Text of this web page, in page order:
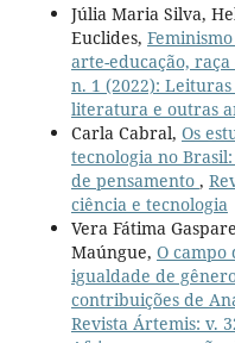
Júlia Maria Silva,
Euclides,
arte-educação,
n. 1 (2022):
literatura e outras
Carla Cabral, Os
tecnologia no
de pensamento ,
ciência e tecnologia
Vera Fátima
Maúngue, O campo
igualdade de
contribuições de
Revista Ártemis: v.